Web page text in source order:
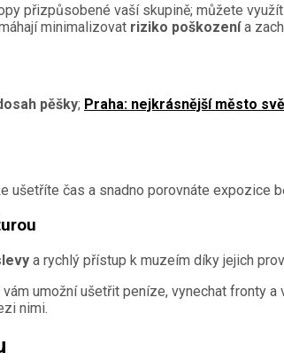
přizpůsobené vaší skupině; můžete
minimalizovat riziko poškozenía
pěšky; Praha: nejkrásnější město
ušetříte čas a snadno porovnáte expozice
a rychlý přístup k muzeím díky jejich
vám umožní ušetřit peníze, vynechat fronty
nimi.